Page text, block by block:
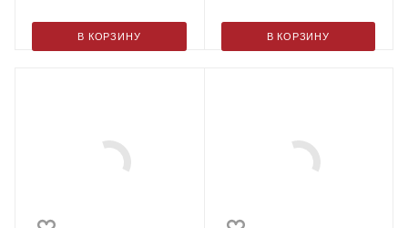
В КОРЗИНУ В КОРЗИНУ